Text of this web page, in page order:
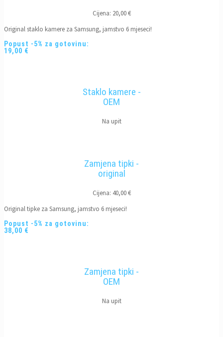
Cijena: 20,00 €
Original staklo kamere za Samsung, jamstvo 6 mjeseci!
Popust -5% za gotovinu:
19,00 €
Staklo kamere -
OEM
Na upit
Zamjena tipki -
original
Cijena: 40,00 €
Original tipke za Samsung, jamstvo 6 mjeseci!
Popust -5% za gotovinu:
38,00 €
Zamjena tipki -
OEM
Na upit